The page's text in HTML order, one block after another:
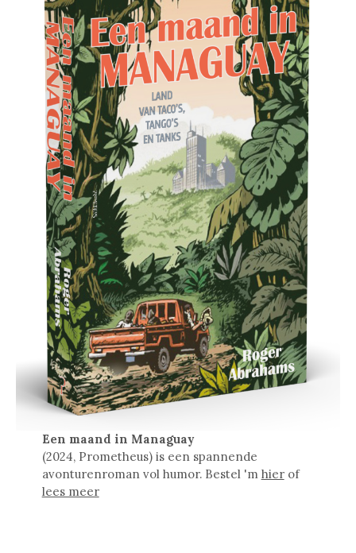
Een maand in Managuay
(2024, Prometheus) is een spannende
avonturenroman vol humor. Bestel 'm hierof
lees meer